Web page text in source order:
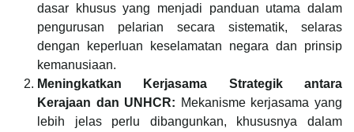
dasar khusus yang menjadi panduan utama dalam
pengurusan pelarian secara sistematik, selaras
dengan keperluan keselamatan negara dan prinsip
kemanusiaan.
Meningkatkan Kerjasama Strategik antara
Kerajaan dan UNHCR: Mekanisme kerjasama yang
lebih jelas perlu dibangunkan, khususnya dalam